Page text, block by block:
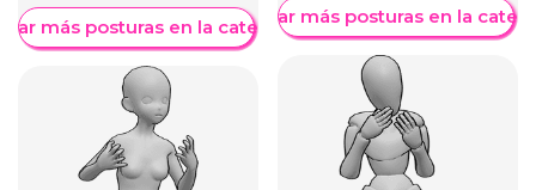
más posturas en la categoríaMostrar más posturas en la